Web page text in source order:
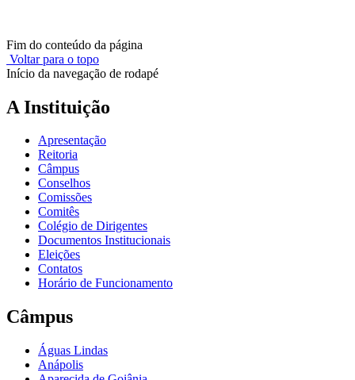
Fim do conteúdo da página
Voltar para o topo
Início da navegação de rodapé
A Instituição
Apresentação
Reitoria
Câmpus
Conselhos
Comissões
Comitês
Colégio de Dirigentes
Documentos Institucionais
Eleições
Contatos
Horário de Funcionamento
Câmpus
Águas Lindas
Anápolis